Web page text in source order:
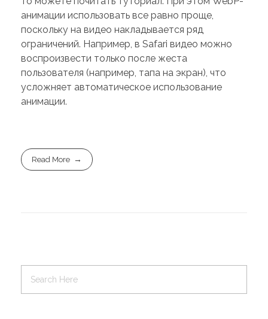
анимации использовать все равно проще,
поскольку на видео накладывается ряд
ограничений. Например, в Safari видео можно
воспроизвести только после жеста
пользователя (например, тапа на экран), что
усложняет автоматическое использование
анимации.
Read More